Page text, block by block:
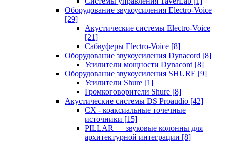
Оборудование звукоусиления Electro-Voice
[29]
Акустические системы Electro-Voice
[21]
Сабвуферы Electro-Voice [8]
Оборудование звукоусиления Dynacord [8]
Усилители мощности Dynacord [8]
Оборудование звукоусиления SHURE [9]
Усилители Shure [1]
Громкоговорители Shure [8]
Акустические системы DS Proaudio [42]
CX - коаксиальные точечные
источники [15]
PILLAR — звуковые колонны для
архитектурной интеграции [8]